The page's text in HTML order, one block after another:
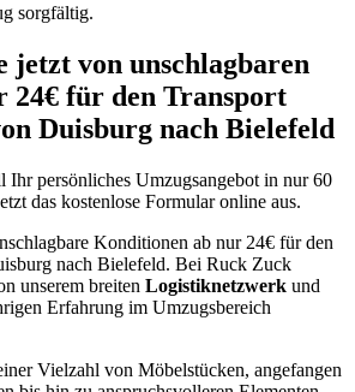
sorgfältig.
jetzt von unschlagbaren
24€ für den Transport
Duisburg nach Bielefeld
Ihr persönliches Umzugsangebot in nur 60
das kostenlose Formular online aus.
Konditionen ab nur 24€ für den
nach Bielefeld. Bei Ruck Zuck
unserem breiten Logistiknetzwerk und
Erfahrung im Umzugsbereich
Vielzahl von Möbelstücken, angefangen